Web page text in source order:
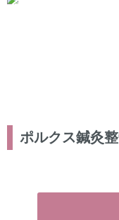
定期的なケア
ポルクス鍼灸